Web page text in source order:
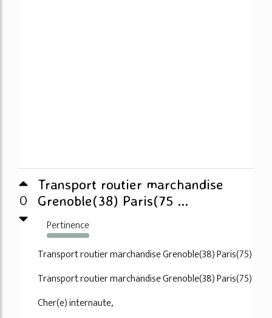
0
Transport routier marchandise
Grenoble(38) Paris(75 ...
Pertinence
749%
Transport routier marchandise Grenoble(38) Paris(75)
Transport routier marchandise Grenoble(38) Paris(75)
Cher(e) internaute,